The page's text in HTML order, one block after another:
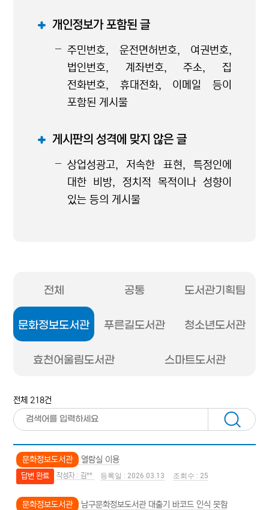
개인정보가 포함된 글
주민번호, 운전면허번호, 여권번호,
법인번호, 계좌번호, 주소, 집
전화번호, 휴대전화, 이메일 등이
포함된 게시물
게시판의 성격에 맞지 않은 글
상업성광고, 저속한 표현, 특정인에
대한 비방, 정치적 목적이나 성향이
있는 등의 게시물
전체 공통 도서관기획팀
문화정보도서관 푸른길도서관 청소년도서관
효천어울림도서관 스마트도서관
전체 218건
문화정보도서관 열람실 이용
답변 완료 김** 2026.03.13 25
문화정보도서관 남구문화정보도서관 대출기 바코드 인식 못함